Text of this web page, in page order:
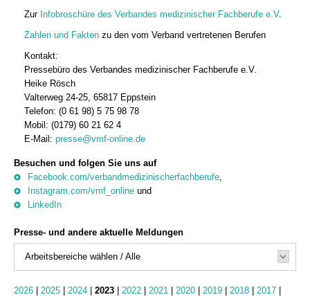
Zur Infobroschüre des Verbandes medizinischer Fachberufe e.V.
Zahlen und Fakten zu den vom Verband vertretenen Berufen
Kontakt:
Pressebüro des Verbandes medizinischer Fachberufe e.V.
Heike Rösch
Valterweg 24-25, 65817 Eppstein
Telefon: (0 61 98) 5 75 98 78
Mobil: (0179) 60 21 62 4
E-Mail: presse@vmf-online.de
Besuchen und folgen Sie uns auf
Facebook.com/verbandmedizinischerfachberufe,
Instagram.com/vmf_online und
LinkedIn
Presse- und andere aktuelle Meldungen
Arbeitsbereiche wählen / Alle
2026 2025 2024 2023 2022 2021 2020 2019 2018 2017